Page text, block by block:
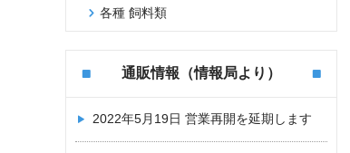
各種 飼料類
通販情報（情報局より）
2022年5月19日 営業再開を延期します